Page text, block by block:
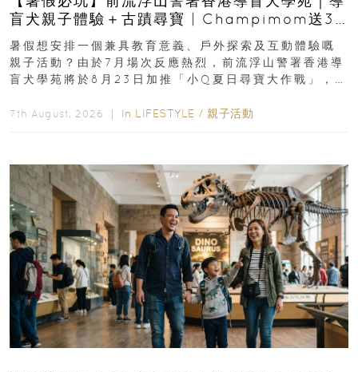
盲犬親子體驗＋古蹟尋寶 | Champimom送3
組免費名額
暑假想安排一個兼具教育意義、戶外探索及互動體驗嘅
親子活動？由於7月場次反應熱烈，前流浮山警署香港導
盲犬學苑將於8月23日加推「小Q夏日尋寶大作戰」，家
7th August, 2026 ｜ In LIFESTYLE / 親子活動